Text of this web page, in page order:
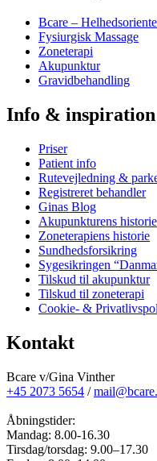
Bcare –
Fysiurgisk Massage
Zoneterapi
Akupunktur
Gravidbehandling
Info & inspiration
Priser
Patient info
Rutevejledning &
Registreret behandler
Ginas Blog
Akupunkturens historie
Zoneterapiens historie
Sundhedsforsikring
Sygesikringen
Tilskud til akupunktur
Tilskud til zoneterapi
Cookie- &
Kontakt
Bcare v/Gina Vinther
+45 2073 5654 /
Åbningstider:
Mandag: 8.00-16.30
Tirsdag/torsdag: 9.00–17.30